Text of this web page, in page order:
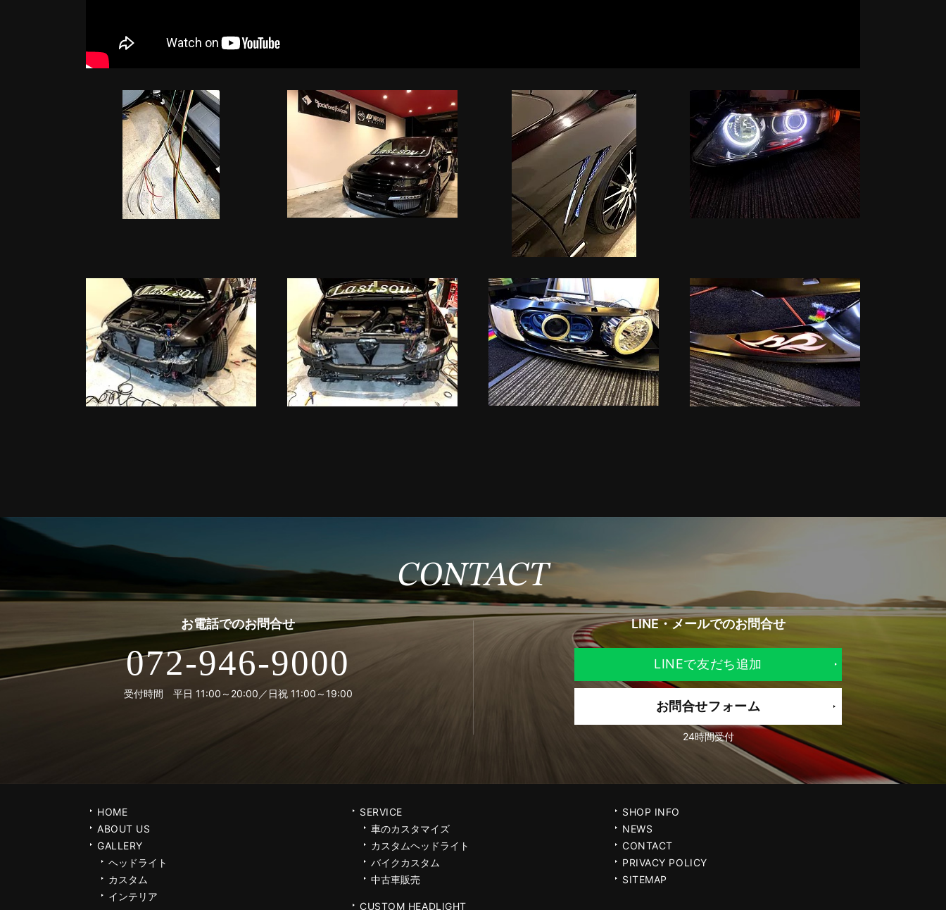
CONTACT
お電話でのお問合せ
072-946-9000
受付時間 平日 11:00～20:00／日祝 11:00～19:00
LINE・メールでのお問合せ
LINEで友だち追加
お問合せフォーム
24時間受付
HOME
ABOUT US
GALLERY
ヘッドライト
カスタム
インテリア
SERVICE
車のカスタマイズ
カスタムヘッドライト
バイクカスタム
中古車販売
CUSTOM HEADLIGHT
SHOP INFO
NEWS
CONTACT
PRIVACY POLICY
SITEMAP